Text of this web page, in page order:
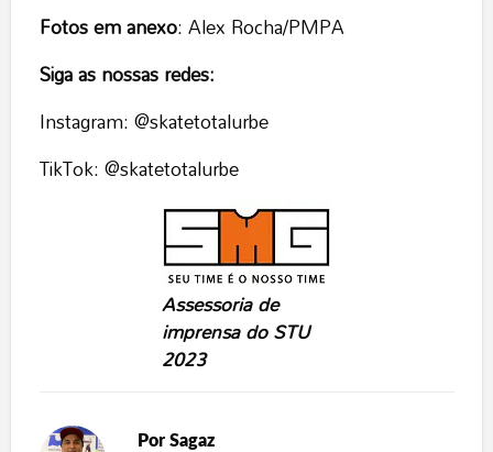
Fotos em anexo: Alex Rocha/PMPA
Siga as nossas redes:
Instagram: @skatetotalurbe
TikTok: @skatetotalurbe
Assessoria de
imprensa do STU
2023
Por Sagaz